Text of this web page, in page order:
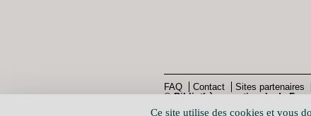
Ce site utilise des cookies et vous
FAQ Contact Sites partenaires
© Bibliothèque nationale de